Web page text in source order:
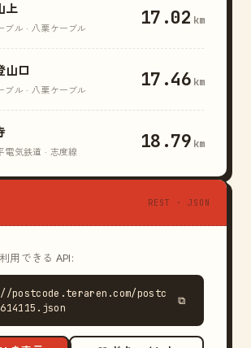
上
ブル · 八栗ケーブル 17.02 km
山口
ブル · 八栗ケーブル 17.46 km
電気鉄道 · 志度線 18.79 km
REST · JSON
用できる API:
postcode.teraren.com/postc
⧉